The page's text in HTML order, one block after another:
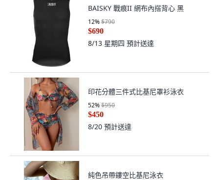
BAISKY 戰痕II 網布內搭背心 黑
12%$790
$690
8/13 星期四 預計送達
印花分體三件式比基尼罩衫泳衣
52%$950
$450
8/20 預計送達
純色吊帶鏤空比基尼泳衣